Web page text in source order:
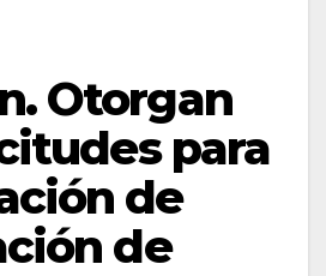
Otorgan
para
de
de